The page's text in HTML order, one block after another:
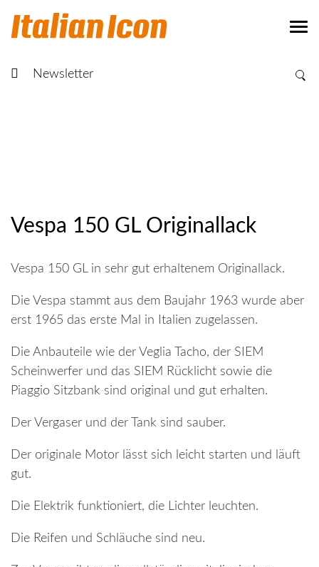
Newsletter
Vespa 150 GL Originallack
Vespa 150 GL in sehr gut erhaltenem Originallack.
Die Vespa stammt aus dem Baujahr 1963 wurde aber
erst 1965 das erste Mal in Italien zugelassen.
Die Anbauteile wie der Veglia Tacho, der SIEM
Scheinwerfer und das SIEM Rücklicht sowie die
Piaggio Sitzbank sind original und gut erhalten.
Der Vergaser und der Tank sind sauber.
Der originale Motor lässt sich leicht starten und läuft
gut.
Die Elektrik funktioniert, die Lichter leuchten.
Die Reifen und Schläuche sind neu.